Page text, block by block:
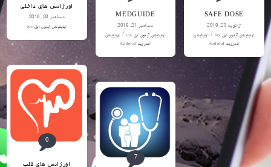
SAFE DOSE
ژانویه 23, 2019
اپلیکیشن آیفون اپل ios / اپلیکیشن
اندروید Android
MEDGUIDE
دسامبر 21, 2018
اپلیکیشن آیفون اپل ios /
اپلیکیشن
اندروید Android
7
اورژانس های داخلی
دسامبر 20, 2016
اپلیکیشن آیفون اپل ios
0
اورژانس های قلب